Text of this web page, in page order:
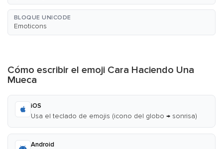
BLOQUE UNICODE
Emoticons
Cómo escribir el emoji Cara Haciendo Una
Mueca
iOS
Usa el teclado de emojis (icono del globo → sonrisa)
Android